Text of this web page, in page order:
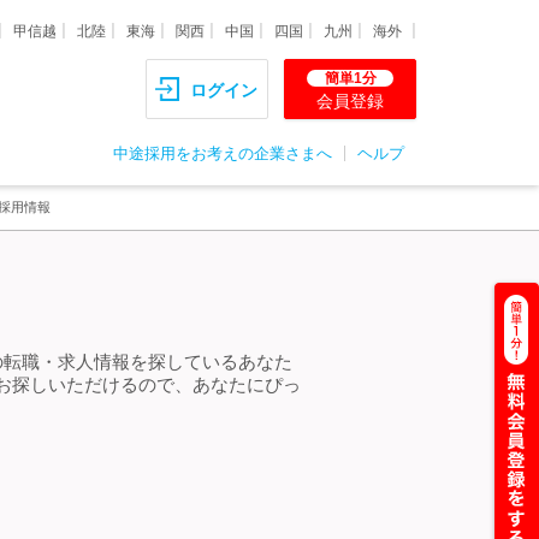
甲信越 北陸 東海 関西 中国 四国 九州 海外
ログイン
簡単1分
会員登録
中途採用をお考えの企業さまへ ヘルプ
用情報
職・求人情報を探しているあなた
探しいただけるので、あなたにぴっ